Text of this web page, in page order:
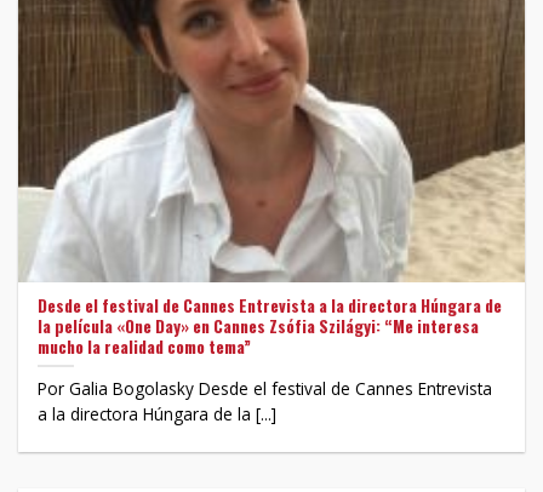
Desde el festival de Cannes Entrevista a la directora Húngara de
la película «One Day» en Cannes Zsófia Szilágyi: “Me interesa
mucho la realidad como tema”
Por Galia Bogolasky Desde el festival de Cannes Entrevista
a la directora Húngara de la [...]